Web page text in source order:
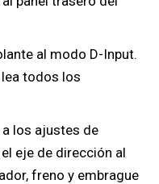
al modo D-Input.
todos los
a los ajustes de
eje de dirección al
freno y embrague